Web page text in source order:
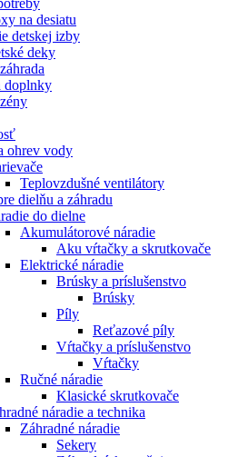
na desiatu
detskej izby
deky
doplnky
ohrev vody
Teplovzdušné ventilátory
dielňu a záhradu
do dielne
Akumulátorové náradie
Aku vŕtačky a skrutkovače
Elektrické náradie
Brúsky a príslušenstvo
Brúsky
Píly
Reťazové píly
Vŕtačky a príslušenstvo
Vŕtačky
Ručné náradie
Klasické skrutkovače
náradie a technika
Záhradné náradie
Sekery